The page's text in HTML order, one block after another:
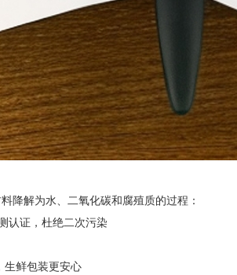
降解为水、二氧化碳和腐殖质的过程：
认证，杜绝二次污染
生鲜包装更安心